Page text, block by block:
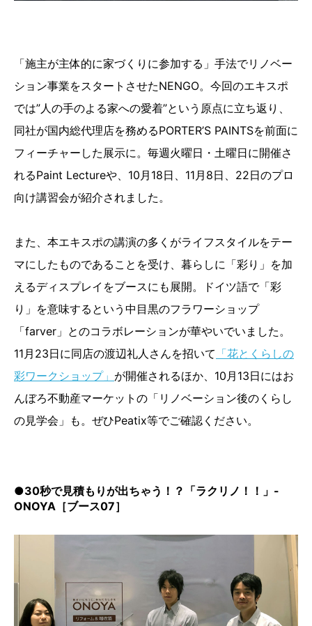
「施主が主体的に家づくりに参加する」手法でリノベー
ション事業をスタートさせたNENGO。今回のエキスポ
では”人の手のよる家への愛着”という原点に立ち返り、
同社が国内総代理店を務めるPORTER’S PAINTSを前面に
フィーチャーした展示に。毎週火曜日・土曜日に開催さ
れるPaint Lectureや、10月18日、11月8日、22日のプロ
向け講習会が紹介されました。
また、本エキスポの講演の多くがライフスタイルをテー
マにしたものであることを受け、暮らしに「彩り」を加
えるディスプレイをブースにも展開。ドイツ語で「彩
り」を意味するという中目黒のフラワーショップ
「farver」とのコラボレーションが華やいでいました。
11月23日に同店の渡辺礼人さんを招いて 「花とくらしの
彩ワークショップ」 が開催されるほか、10月13日にはお
んぼろ不動産マーケットの「リノベーション後のくらし
の見学会」も。ぜひPeatix等でご確認ください。
●30秒で見積もりが出ちゃう！？「ラクリノ！！」-
ONOYA［ブース07］